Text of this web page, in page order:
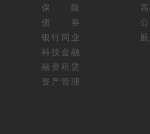
保 险
债 券
银行同业
科技金融
融资租赁
资产管理